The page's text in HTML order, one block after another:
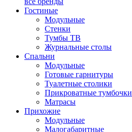
Гостиные
Модульные
Стенки
Тумбы ТВ
Журнальные столы
Спальни
Модульные
Готовые гарнитуры
Туалетные столики
Прикроватные тумбочки
Матрасы
Прихожие
Модульные
Малогабаритные